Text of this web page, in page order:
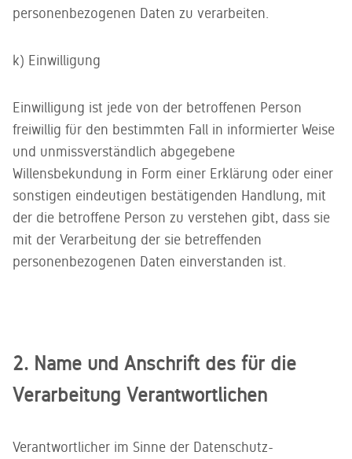
personenbezogenen Daten zu verarbeiten.
k) Einwilligung
Einwilligung ist jede von der betroffenen Person
freiwillig für den bestimmten Fall in informierter Weise
und unmissverständlich abgegebene
Willensbekundung in Form einer Erklärung oder einer
sonstigen eindeutigen bestätigenden Handlung, mit
der die betroffene Person zu verstehen gibt, dass sie
mit der Verarbeitung der sie betreffenden
personenbezogenen Daten einverstanden ist.
2. Name und Anschrift des für die
Verarbeitung Verantwortlichen
Verantwortlicher im Sinne der Datenschutz-